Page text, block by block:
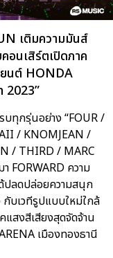
เติมความมันส์
อนเสิร์ตเปิดภาค
ยนต์ HONDA
ทุกรุ่นอย่าง “FOUR /
/ KNOMJEAN /
/ THIRD / MARC
FORWARD ความ
ปลดปล่อยความสนุก
บเวทีรูปแบบใหม่ใกล้
แสงสีเสียงสุดจัดจ้าน
เมืองทองธานี